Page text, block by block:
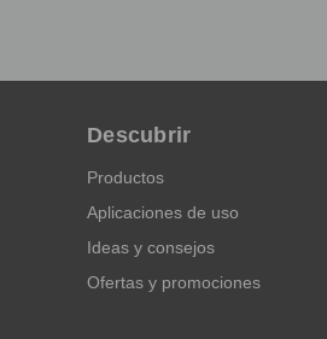
Descubrir
Productos
Aplicaciones de uso
Ideas y consejos
Ofertas y promociones